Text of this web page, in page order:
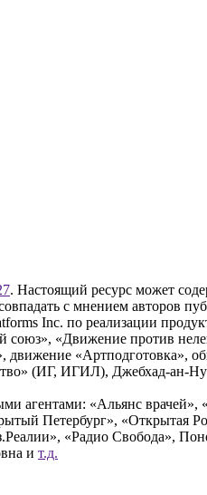
. Настоящий ресурс может
с мнением авторов
Inc. по реализации
союз», «Движение против
«Артподготовка»,
(ИГ, ИГИЛ), Джебхад-ан-
агентами: «Альянс
Петербург», «Открытая
«Радио Свобода»,
и т.д.